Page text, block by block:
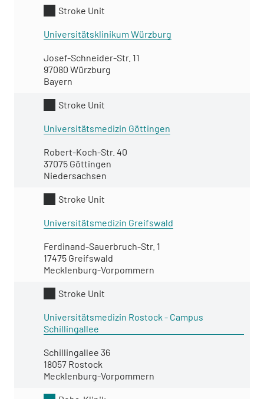
Stroke Unit
Universitätsklinikum Würzburg
Josef-Schneider-Str. 11
97080 Würzburg
Bayern
Stroke Unit
Universitätsmedizin Göttingen
Robert-Koch-Str. 40
37075 Göttingen
Niedersachsen
Stroke Unit
Universitätsmedizin Greifswald
Ferdinand-Sauerbruch-Str. 1
17475 Greifswald
Mecklenburg-Vorpommern
Stroke Unit
Universitätsmedizin Rostock - Campus
Schillingallee
Schillingallee 36
18057 Rostock
Mecklenburg-Vorpommern